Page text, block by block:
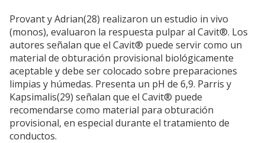
Provant y Adrian(28) realizaron un estudio in vivo
(monos), evaluaron la respuesta pulpar al Cavit®. Los
autores señalan que el Cavit® puede servir como un
material de obturación provisional biológicamente
aceptable y debe ser colocado sobre preparaciones
limpias y húmedas. Presenta un pH de 6,9. Parris y
Kapsimalis(29) señalan que el Cavit® puede
recomendarse como material para obturación
provisional, en especial durante el tratamiento de
conductos.